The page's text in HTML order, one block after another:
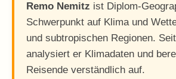
Remo Nemitz ist Diplom-
Schwerpunkt auf Klima und
und subtropischen Regionen.
analysiert er Klimadaten und
Reisende verständlich auf.